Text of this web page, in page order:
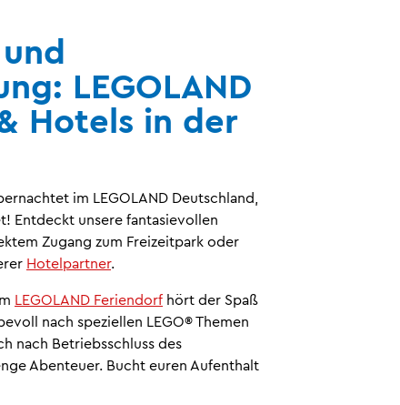
LEGOLAND
Hotels in der
im LEGOLAND Deutschland,
Entdeckt unsere fantasievollen
Zugang zum Freizeitpark oder
Hotelpartner.
LEGOLAND Feriendorf hört der Spaß
nach speziellen LEGO® Themen
nach Betriebsschluss des
Abenteuer. Bucht euren Aufenthalt